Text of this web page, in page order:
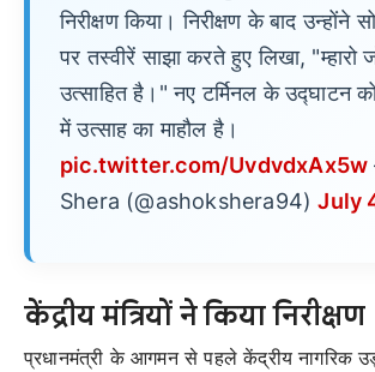
निरीक्षण किया। निरीक्षण के बाद उन्होंने
पर तस्वीरें साझा करते हुए लिखा, "म्हारो
उत्साहित है।" नए टर्मिनल के उद्घाटन
में उत्साह का माहौल है।
pic.twitter.com/UvdvdxAx5w
Shera (@ashokshera94)July
केंद्रीय मंत्रियों ने किया निरीक्षण
प्रधानमंत्री के आगमन से पहले केंद्रीय नागरिक